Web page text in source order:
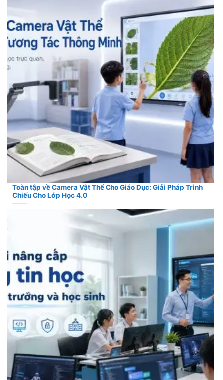
Toàn tập về Camera Vật Thể Cho Giáo Dục: Giải Pháp Trình
Chiếu Cho Lớp Học 4.0